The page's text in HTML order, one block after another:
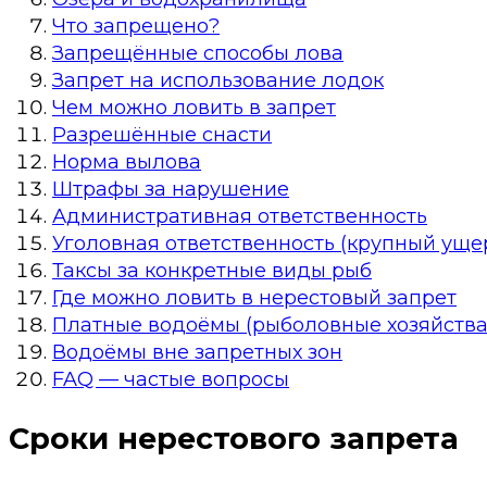
Что запрещено?
Запрещённые способы лова
Запрет на использование лодок
Чем можно ловить в запрет
Разрешённые снасти
Норма вылова
Штрафы за нарушение
Административная ответственность
Уголовная ответственность (крупный
Таксы за конкретные виды рыб
Где можно ловить в нерестовый запрет
Платные водоёмы (рыболовные
Водоёмы вне запретных зон
FAQ — частые вопросы
Сроки нерестового запрета